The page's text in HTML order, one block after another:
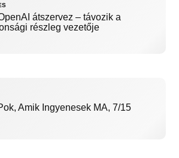
átszervez – távozik a
részleg vezetője
Amik Ingyenesek MA, 7/15